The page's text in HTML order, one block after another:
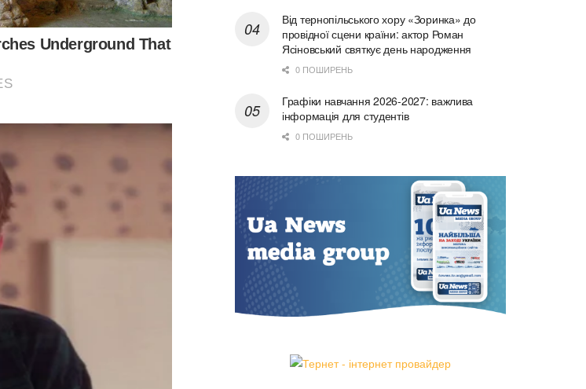
Від тернопільського хору «Зоринка» до
провідної сцени країни: актор Роман
Ясіновський святкує день народження
0 ПОШИРЕНЬ
Графіки навчання 2026-2027: важлива
інформація для студентів
0 ПОШИРЕНЬ